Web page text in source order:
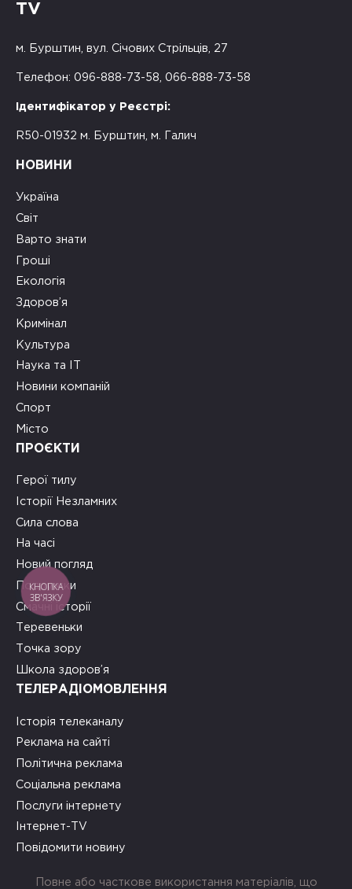
TV
м. Бурштин, вул. Січових Стрільців, 27
Телефон: 096-888-73-58, 066-888-73-58
Ідентифікатор у Реєстрі:
R50-01932 м. Бурштин, м. Галич
НОВИНИ
Україна
Світ
Варто знати
Гроші
Екологія
Здоров’я
Кримінал
Культура
Наука та ІТ
Новини компаній
Спорт
Місто
ПРОЄКТИ
Герої тилу
Історії Незламних
Сила слова
На часі
Новий погляд
Подружки
Смачні історії
Теревеньки
Точка зору
Школа здоров’я
ТЕЛЕРАДІОМОВЛЕННЯ
Історія телеканалу
Реклама на сайті
Політична реклама
Соціальна реклама
Послуги інтернету
Інтернет-TV
Повідомити новину
Повне або часткове використання матеріалів, що
КНОПКА
ЗВ'ЯЗКУ